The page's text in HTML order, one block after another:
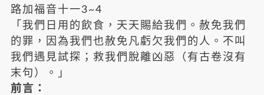
路加福音十一3~4
「我們日用的飲食，天天賜給我們。赦免我們
的罪，因為我們也赦免凡虧欠我們的人。不叫
我們遇見試探；救我們脫離凶惡（有古卷沒有
末句）。」
前言：